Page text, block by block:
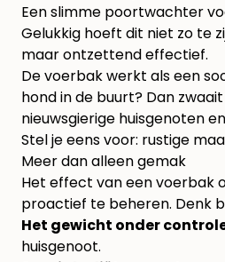
Een slimme poortwachter
Gelukkig hoeft dit niet zo te
maar ontzettend effectief.
De voerbak werkt als een
hond in de buurt? Dan
nieuwsgierige huisgenoten
Stel je eens voor: rustige
Meer dan alleen gemak
Het effect van een voerbak
proactief te beheren. Denk
Het gewicht onder
huisgenoot.